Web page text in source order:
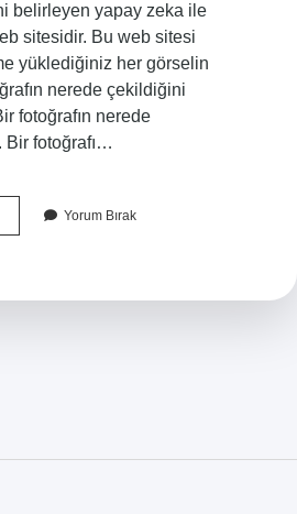
belirleyen yapay zeka ile
sitesidir. Bu web sitesi
yüklediğiniz her görselin
nerede çekildiğini
fotoğrafın nerede
fotoğrafı…
Yorum Bırak